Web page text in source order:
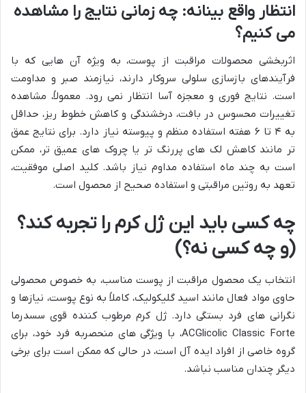
انتظار واقع بینانه: چه زمانی نتایج را مشاهده
می کنیم؟
اثربخشی محصولات مراقبت از پوست، به ویژه آن هایی که با
فرآیندهای بازسازی سلولی سروکار دارند، نیازمند صبر و مداومت
است. نتایج فوری و معجزه آسا انتظار نمی رود. معمولاً، مشاهده
تغییرات محسوس در بافت، درخشندگی و کاهش خطوط ریز، حداقل
به ۴ تا ۶ هفته استفاده منظم و پیوسته نیاز دارد. برای نتایج عمق
تر مانند کاهش لک های پررنگ تر یا چروک های عمیق تر، ممکن
است به چند ماه استفاده مداوم نیاز باشد. کلید اصلی موفقیت،
تعهد به روتین مراقبتی و استفاده صحیح از محصول است.
چه کسی باید این ژل کرم را تجربه کند؟
(و چه کسی نه؟)
انتخاب یک محصول مراقبت از پوست مناسب، به خصوص محصولی
حاوی مواد فعال مانند اسید گلیکولیک، کاملاً به نوع پوست، نیازها و
نگرانی های فرد بستگی دارد. ژل کرم مرطوب کننده قوی سسدرما
ACGlicolic Classic Forte، با ویژگی های منحصربه فرد خود، برای
گروه خاصی از افراد ایده آل است، در حالی که ممکن است برای برخی
دیگر چندان مناسب نباشد.